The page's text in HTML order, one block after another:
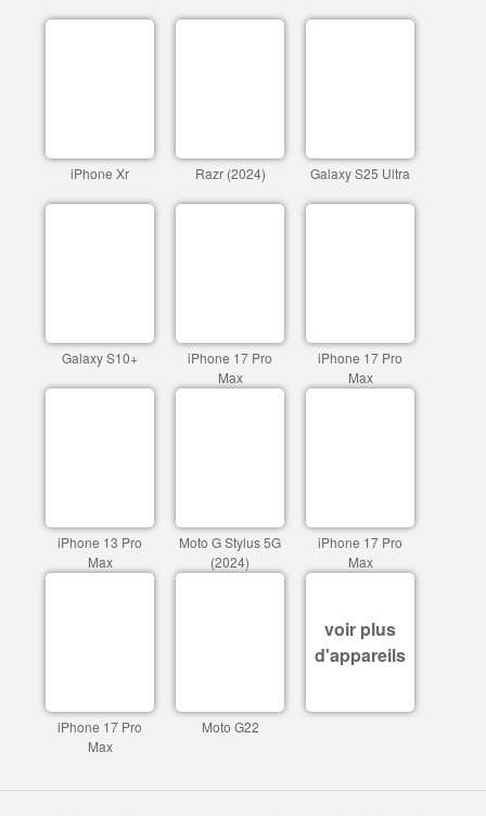
iPhone Xr Razr (2024) Galaxy S25 Ultra
Galaxy S10+
iPhone 17 Pro
Max
iPhone 17 Pro
Max
iPhone 13 Pro
Max
Moto G Stylus 5G
(2024)
iPhone 17 Pro
Max
iPhone 17 Pro
Max
Moto G22
voir plus
d'appareils